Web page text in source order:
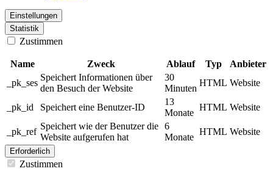
Einstellungen
Statistik
Zustimmen
Name Zweck Ablauf Typ
Anbieter
_pk_ses
Speichert Informationen über
den Besuch der Website
30
Minuten
HTML Website
_pk_id Speichert eine Benutzer-ID
13
Monate
HTML Website
_pk_ref
Speichert wie der Benutzer die
Website aufgerufen hat
6
Monate
HTML Website
Erforderlich
Zustimmen